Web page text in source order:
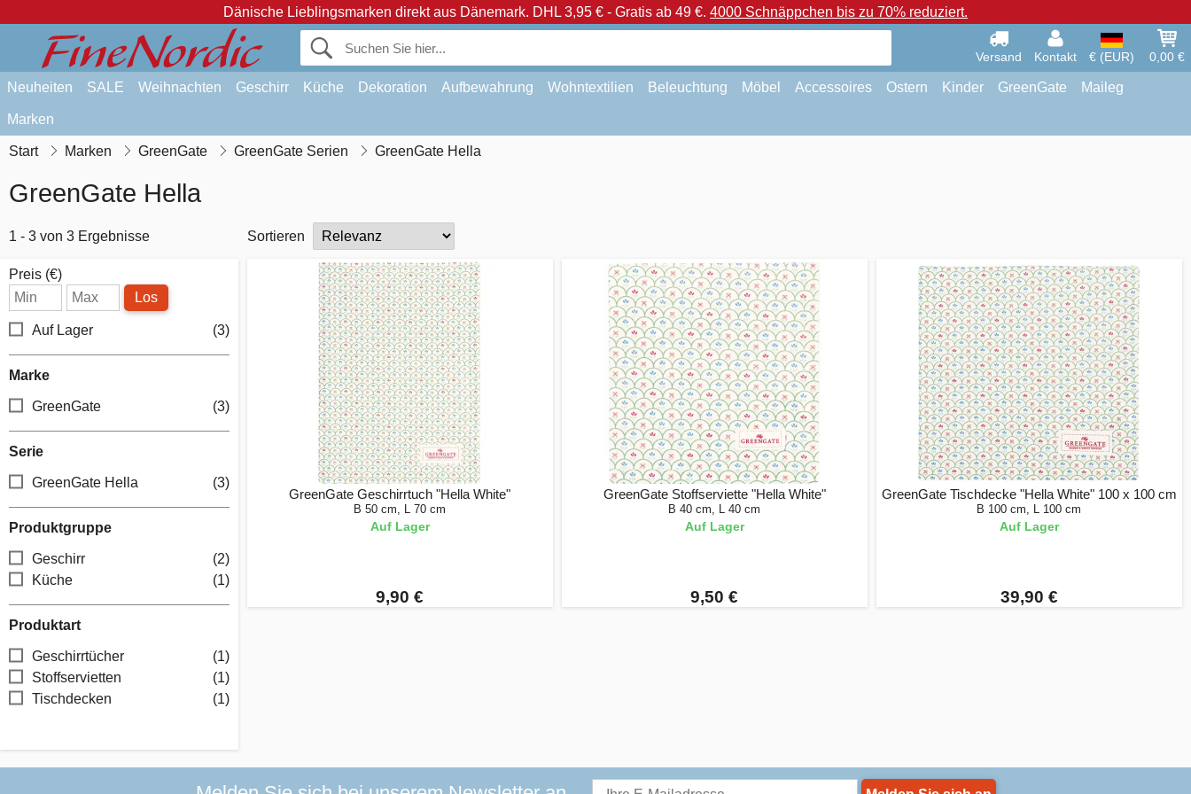
Dänische Lieblingsmarken direkt aus Dänemark. DHL 3,95 € - Gratis ab 49 €. 4000 Schnäppchen bis zu 70% reduziert.
Versand Kontakt € (EUR) 0,00 €
Neuheiten SALE Weihnachten Geschirr Küche Dekoration Aufbewahrung Wohntextilien Beleuchtung Möbel Accessoires Ostern Kinder GreenGate Maileg
Marken
Start Marken GreenGate GreenGate Serien GreenGate Hella
GreenGate Hella
1 - 3 von 3 Ergebnisse Sortieren
Preis (€)
Los
Auf Lager (3)
Marke
GreenGate (3)
Serie
GreenGate Hella (3)
Produktgruppe
Geschirr
(2)
Küche
(1)
Produktart
Geschirrtücher
(1)
Stoffservietten
(1)
Tischdecken
(1)
GreenGate Geschirrtuch "Hella White"
B 50 cm, L 70 cm
Auf Lager
9,90 €
GreenGate Stoffserviette "Hella White"
B 40 cm, L 40 cm
Auf Lager
9,50 €
GreenGate Tischdecke "Hella White" 100 x 100 cm
B 100 cm, L 100 cm
Auf Lager
39,90 €